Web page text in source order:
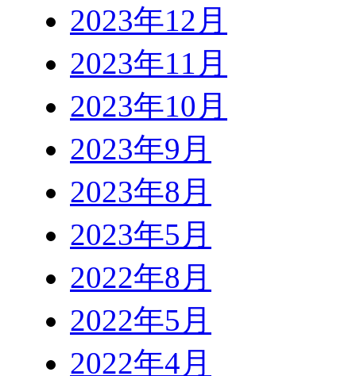
2023年12月
2023年11月
2023年10月
2023年9月
2023年8月
2023年5月
2022年8月
2022年5月
2022年4月